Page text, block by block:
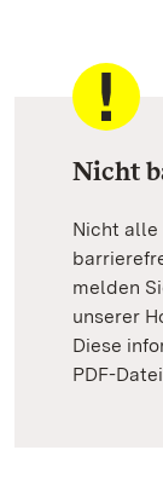
Nicht
Nicht alle
melden
unserer
Diese
PDF-